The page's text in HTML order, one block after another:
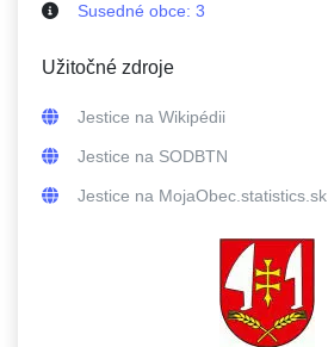
Susedné obce: 3
Užitočné zdroje
Jestice na Wikipédii
Jestice na SODBTN
Jestice na MojaObec.statistics.sk